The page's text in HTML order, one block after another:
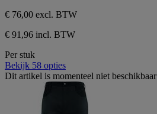
€ 76,00 excl. BTW
€ 91,96 incl. BTW
Per stuk
Bekijk 58 opties
Dit artikel is momenteel niet beschikbaar